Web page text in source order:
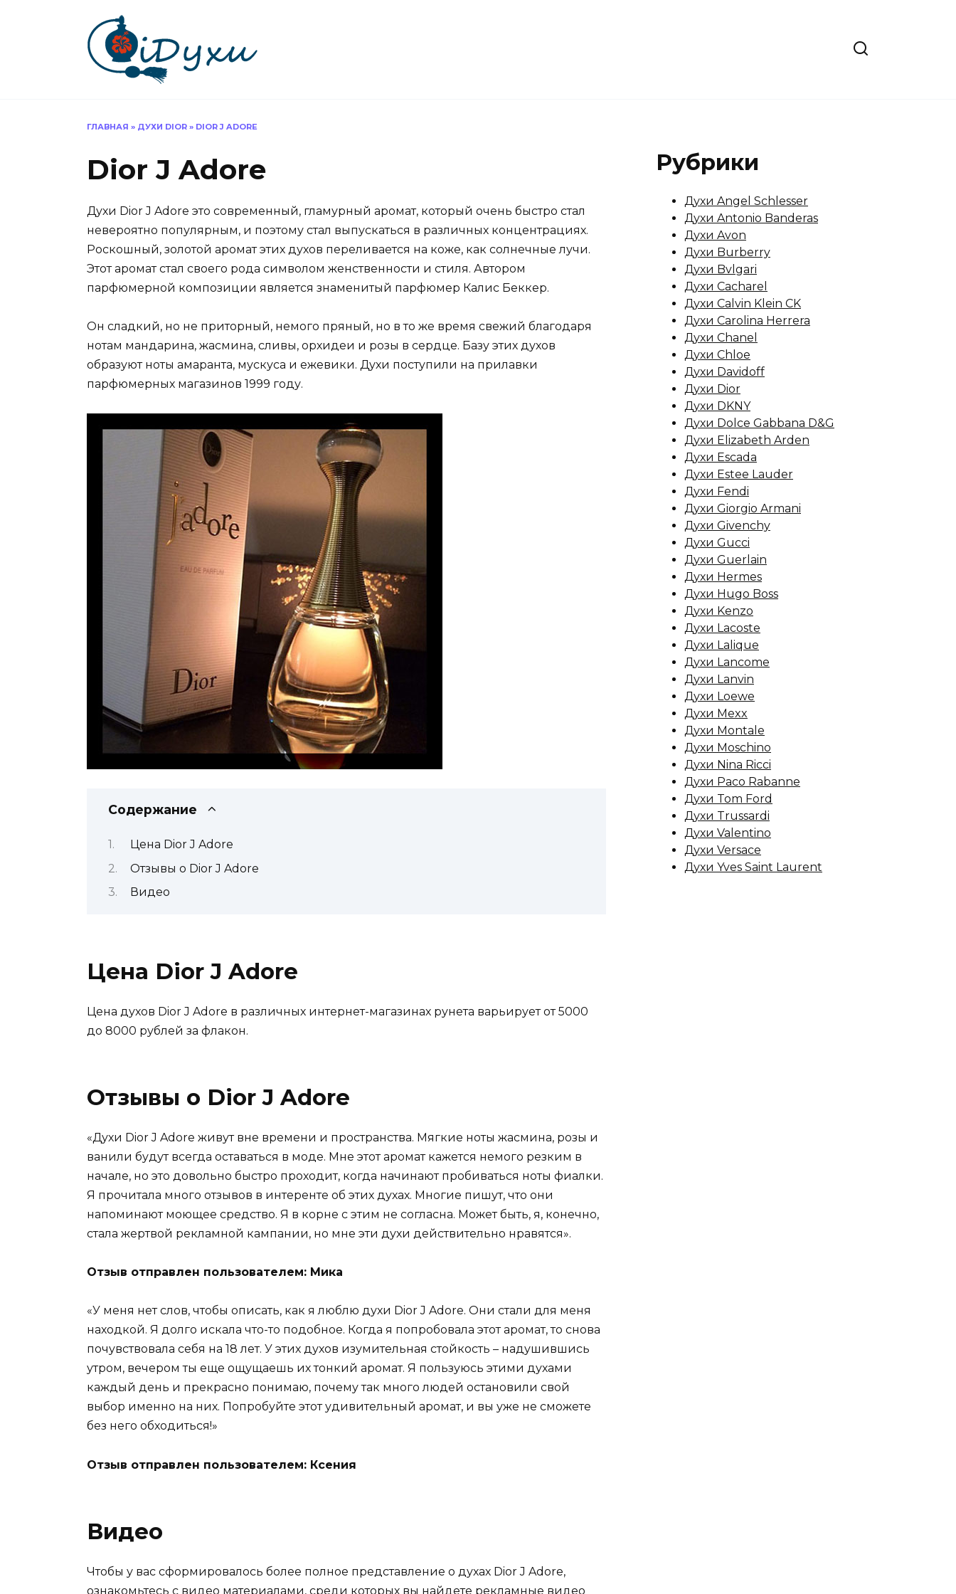
ГЛАВНАЯ » ДУХИ DIOR » DIOR J ADORE
Dior J Adore
Духи Dior J Adore это современный, гламурный аромат, который очень быстро стал
невероятно популярным, и поэтому стал выпускаться в различных концентрациях.
Роскошный, золотой аромат этих духов переливается на коже, как солнечные лучи.
Этот аромат стал своего рода символом женственности и стиля. Автором
парфюмерной композиции является знаменитый парфюмер Калис Беккер.
Он сладкий, но не приторный, немого пряный, но в то же время свежий благодаря
нотам мандарина, жасмина, сливы, орхидеи и розы в сердце. Базу этих духов
образуют ноты амаранта, мускуса и ежевики. Духи поступили на прилавки
парфюмерных магазинов 1999 году.
Содержание
Цена Dior J Adore
Отзывы о Dior J Adore
Видео
Цена Dior J Adore
Цена духов Dior J Adore в различных интернет-магазинах рунета варьирует от 5000
до 8000 рублей за флакон.
Отзывы о Dior J Adore
«Духи Dior J Adore живут вне времени и пространства. Мягкие ноты жасмина, розы и
ванили будут всегда оставаться в моде. Мне этот аромат кажется немого резким в
начале, но это довольно быстро проходит, когда начинают пробиваться ноты фиалки.
Я прочитала много отзывов в интеренте об этих духах. Многие пишут, что они
напоминают моющее средство. Я в корне с этим не согласна. Может быть, я, конечно,
стала жертвой рекламной кампании, но мне эти духи действительно нравятся».
Отзыв отправлен пользователем: Мика
«У меня нет слов, чтобы описать, как я люблю духи Dior J Adore. Они стали для меня
находкой. Я долго искала что-то подобное. Когда я попробовала этот аромат, то снова
почувствовала себя на 18 лет. У этих духов изумительная стойкость – надушившись
утром, вечером ты еще ощущаешь их тонкий аромат. Я пользуюсь этими духами
каждый день и прекрасно понимаю, почему так много людей остановили свой
выбор именно на них. Попробуйте этот удивительный аромат, и вы уже не сможете
без него обходиться!»
Отзыв отправлен пользователем: Ксения
Видео
Чтобы у вас сформировалось более полное представление о духах Dior J Adore,
ознакомьтесь с видео материалами, среди которых вы найдете рекламные видео
Рубрики
Духи Angel Schlesser
Духи Antonio Banderas
Духи Avon
Духи Burberry
Духи Bvlgari
Духи Cacharel
Духи Calvin Klein CK
Духи Carolina Herrera
Духи Chanel
Духи Chloe
Духи Davidoff
Духи Dior
Духи DKNY
Духи Dolce Gabbana D&G
Духи Elizabeth Arden
Духи Escada
Духи Estee Lauder
Духи Fendi
Духи Giorgio Armani
Духи Givenchy
Духи Gucci
Духи Guerlain
Духи Hermes
Духи Hugo Boss
Духи Kenzo
Духи Lacoste
Духи Lalique
Духи Lancome
Духи Lanvin
Духи Loewe
Духи Mexx
Духи Montale
Духи Moschino
Духи Nina Ricci
Духи Paco Rabanne
Духи Tom Ford
Духи Trussardi
Духи Valentino
Духи Versace
Духи Yves Saint Laurent